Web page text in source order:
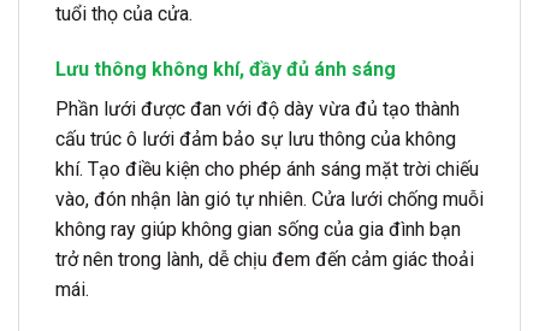
tuổi thọ của cửa.
Lưu thông không khí, đầy đủ ánh sáng
Phần lưới được đan với độ dày vừa đủ tạo thành
cấu trúc ô lưới đảm bảo sự lưu thông của không
khí. Tạo điều kiện cho phép ánh sáng mặt trời chiếu
vào, đón nhận làn gió tự nhiên. Cửa lưới chống muỗi
không ray giúp không gian sống của gia đình bạn
trở nên trong lành, dễ chịu đem đến cảm giác thoải
mái.